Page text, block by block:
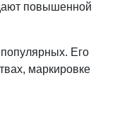
повышенной
Его
маркировке